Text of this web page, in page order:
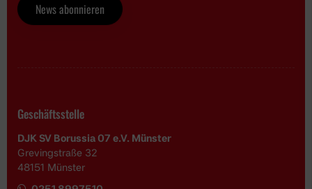
News abonnieren
Geschäftsstelle
DJK SV Borussia 07 e.V. Münster
Grevingstraße 32
48151 Münster